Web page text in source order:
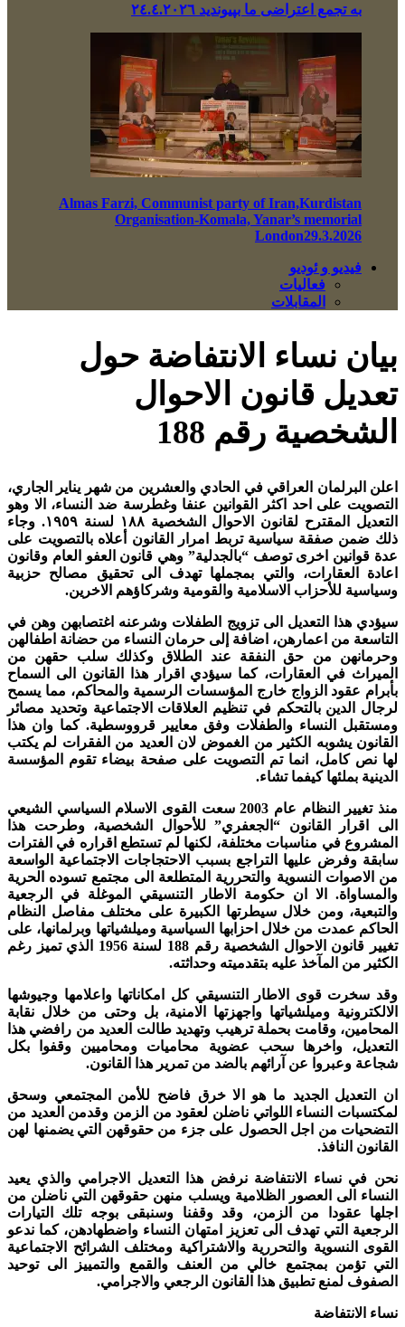
بە تجمع اعتراضی ما بپیوندید ٢٤.٤.٢٠٢٦
Almas Farzi, Communist party of Iran,Kurdistan
Organisation-Komala, Yanar’s memorial
London29.3.2026
فيديو و ئوديو
فعاليات
المقابلات
بيان نساء الانتفاضة حول
تعديل قانون الاحوال
الشخصية رقم 188
اعلن البرلمان العراقي في الحادي والعشرين من شهر يناير الجاري،
التصويت على احد اكثر القوانين عنفا وغطرسة ضد النساء، الا وهو
التعديل المقترح لقانون الاحوال الشخصية ١٨٨ لسنة ١٩٥٩. وجاء
ذلك ضمن صفقة سياسية تربط امرار القانون أعلاه بالتصويت على
عدة قوانين اخرى توصف “بالجدلية” وهي قانون العفو العام وقانون
اعادة العقارات، والتي بمجملها تهدف الى تحقيق مصالح حزبية
وسياسية للأحزاب الاسلامية والقومية وشركاؤهم الاخرين.
سيؤدي هذا التعديل الى تزويج الطفلات وشرعنه اغتصابهن وهن في
التاسعة من اعمارهن، اضافة إلى حرمان النساء من حضانة اطفالهن
وحرمانهن من حق النفقة عند الطلاق وكذلك سلب حقهن من
الميراث في العقارات، كما سيؤدي اقرار هذا القانون الى السماح
بأبرام عقود الزواج خارج المؤسسات الرسمية والمحاكم، مما يسمح
لرجال الدين بالتحكم في تنظيم العلاقات الاجتماعية وتحديد مصائر
ومستقبل النساء والطفلات وفق معايير قرووسطية. كما وان هذا
القانون يشوبه الكثير من الغموض لان العديد من الفقرات لم يكتب
لها نص كامل، انما تم التصويت على صفحة بيضاء تقوم المؤسسة
الدينية بملئها كيفما تشاء.
منذ تغيير النظام عام 2003 سعت القوى الاسلام السياسي الشيعي
الى اقرار القانون “الجعفري” للأحوال الشخصية، وطرحت هذا
المشروع في مناسبات مختلفة، لكنها لم تستطع اقراره في الفترات
سابقة وفرض عليها التراجع بسبب الاحتجاجات الاجتماعية الواسعة
من الاصوات النسوية والتحررية المتطلعة الى مجتمع تسوده الحرية
والمساواة. الا ان حكومة الاطار التنسيقي الموغلة في الرجعية
والتبعية، ومن خلال سيطرتها الكبيرة على مختلف مفاصل النظام
الحاكم عمدت من خلال احزابها السياسية وميلشياتها وبرلمانها، على
تغيير قانون الاحوال الشخصية رقم 188 لسنة 1956 الذي تميز رغم
الكثير من المآخذ عليه بتقدميته وحداثته.
وقد سخرت قوى الاطار التنسيقي كل امكاناتها واعلامها وجيوشها
الالكترونية وميلشياتها واجهزتها الامنية، بل وحتى من خلال نقابة
المحامين، وقامت بحملة ترهيب وتهديد طالت العديد من رافضي هذا
التعديل، واخرها سحب عضوية محاميات ومحاميين وقفوا بكل
شجاعة وعبروا عن آرائهم بالضد من تمرير هذا القانون.
ان التعديل الجديد ما هو الا خرق فاضح للأمن المجتمعي وسحق
لمكتسبات النساء اللواتي ناضلن لعقود من الزمن وقدمن العديد من
التضحيات من اجل الحصول على جزء من حقوقهن التي يضمنها لهن
القانون النافذ.
نحن في نساء الانتفاضة نرفض هذا التعديل الاجرامي والذي يعيد
النساء الى العصور الظلامية ويسلب منهن حقوقهن التي ناضلن من
اجلها عقودا من الزمن، وقد وقفنا وسنبقى بوجه تلك التيارات
الرجعية التي تهدف الى تعزيز امتهان النساء واضطهادهن، كما ندعو
القوى النسوية والتحررية والاشتراكية ومختلف الشرائح الاجتماعية
التي تؤمن بمجتمع خالي من العنف والقمع والتمييز الى توحيد
الصفوف لمنع تطبيق هذا القانون الرجعي والاجرامي.
نساء الانتفاضة